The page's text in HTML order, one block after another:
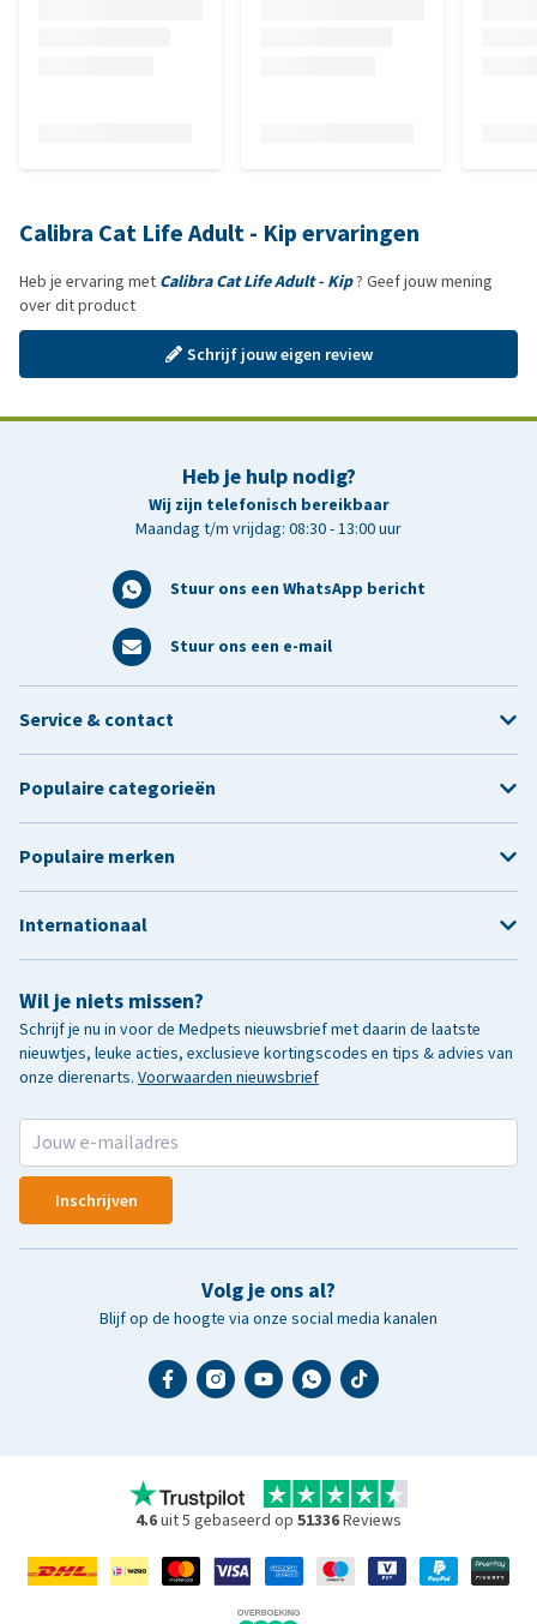
Calibra Cat Life Adult - Kip ervaringen
Heb je ervaring met Calibra Cat Life Adult - Kip? Geef jouw mening
over dit product
Schrijf jouw eigen review
Heb je hulp nodig?
Wij zijn telefonisch bereikbaar
Maandag t/m vrijdag: 08:30 - 13:00 uur
Stuur ons een WhatsApp bericht
Stuur ons een e-mail
Wil je niets missen?
Schrijf je nu in voor de Medpets nieuwsbrief met daarin de laatste
nieuwtjes, leuke acties, exclusieve kortingscodes en tips & advies van
onze dierenarts. Voorwaarden nieuwsbrief
Inschrijven
Volg je ons al?
Blijf op de hoogte via onze social media kanalen
Service & contact
Populaire categorieën
Populaire merken
Internationaal
4.6uit 5 gebaseerd op 51336Reviews